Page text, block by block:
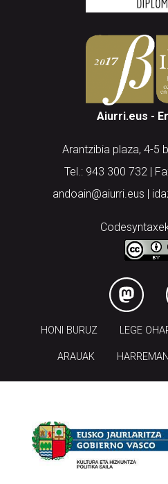
Aiurri.eus -
Arantzibia plaza, 4-5
Tel.: 943 300 732 |
andoain@aiurri.eus |
HONI BURUZ LEGE
ARAUAK